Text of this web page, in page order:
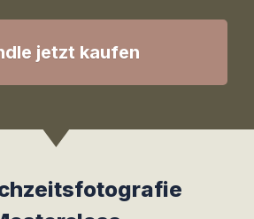
jetzt kaufen